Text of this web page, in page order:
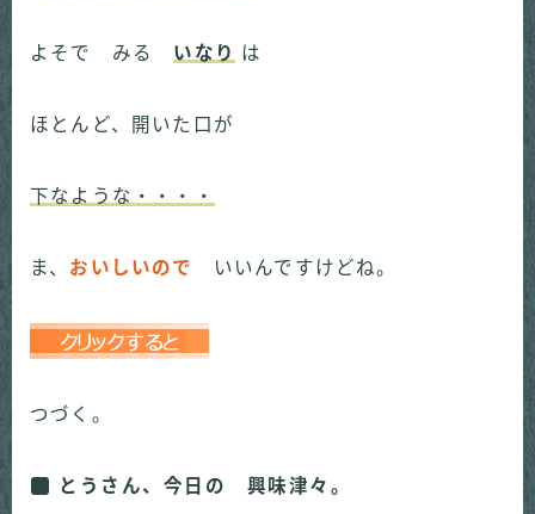
よそで みる いなり は
ほとんど、開いた口が
下なような・・・・
ま、 おいしいので いいんですけどね。
つづく。
とうさん、今日の 興味津々。